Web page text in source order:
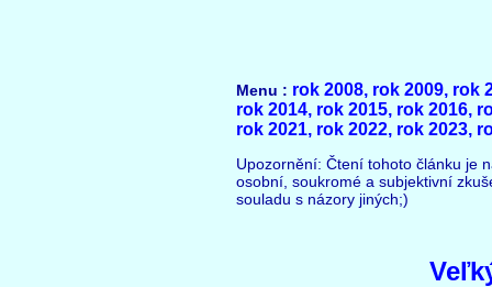
Menu : rok 2008, rok 2009, rok
rok 2014, rok 2015, rok 2016,
rok 2021, rok 2022, rok 2023,
Upozornění: Čtení tohoto článku je
osobní, soukromé a subjektivní
souladu s názory jiných;)